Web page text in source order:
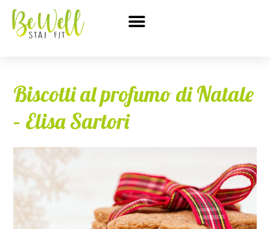
Biscotti al profumo di Natale
– Elisa Sartori